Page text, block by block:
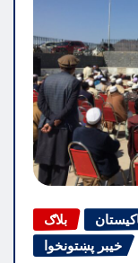
بلاګ
خیبر پښتونخوا